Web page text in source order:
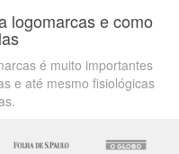
logomarcas e como
é muito importantes
e até mesmo fisiológicas